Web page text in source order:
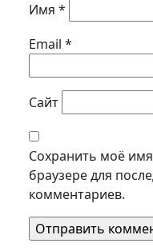
Имя *
Email *
Сайт
Сохранить моё
браузере для
комментариев.